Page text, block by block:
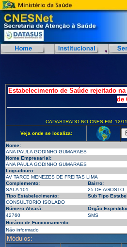
Estabelecimento de Saúde rejeitado
de
CADASTRADO NO CNES EM: 12/
Veja onde se localiza:
Nome:
ANA PAULA GODINHO GUMARAES
Nome Empresarial:
ANA PAULA GODINHO GUMARAES
Logradouro:
AV TARCE MENEZES DE FREITAS LIMA
Complemento:
Bairro:
SALA 101
25 DE AGOSTO
Tipo Estabelecimento:
Sub Tipo
CONSULTORIO ISOLADO
Número Alvará:
Órgão
42760
SMS
Horário de Funcionamento:
Não informado
Módulos: